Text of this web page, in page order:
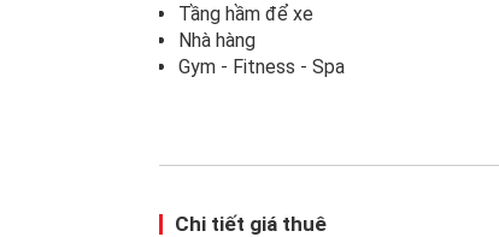
Tầng hầm để xe
Nhà hàng
Gym - Fitness - Spa
Chi tiết giá thuê